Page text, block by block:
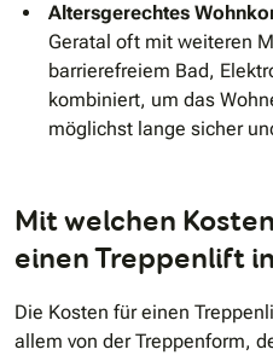
Altersgerechtes
Geratal oft mit weiteren
barrierefreiem Bad,
kombiniert, um das
möglichst lange sicher
Mit welchen
einen Treppenlift
Die Kosten für einen
allem von der Treppenform,